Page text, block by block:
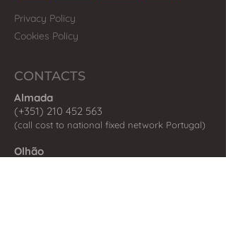
Privacy Policy
Cookies Policy
CONTACTS
Almada
(+351) 210 452 563
(call cost to national fixed network Portugal)
Olhão